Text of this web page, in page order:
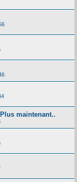
maintenant..